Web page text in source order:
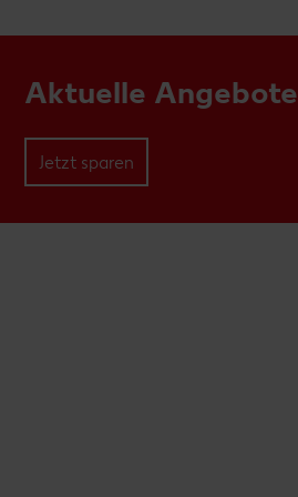
Aktuelle Angebote
Jetzt sparen